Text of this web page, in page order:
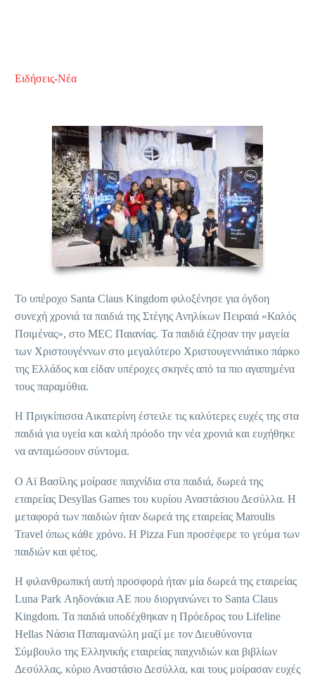
Ειδήσεις-Νέα
To υπέροχο Santa Claus Kingdom φιλοξένησε για όγδοη
συνεχή χρονιά τα παιδιά της Στέγης Ανηλίκων Πειραιά «Καλός
Ποιμένας», στο MEC Παιανίας. Τα παιδιά έζησαν την μαγεία
των Χριστουγέννων στο μεγαλύτερο Χριστουγεννιάτικο πάρκο
της Ελλάδος και είδαν υπέροχες σκηνές από τα πιο αγαπημένα
τους παραμύθια.
Η Πριγκίπισσα Αικατερίνη έστειλε τις καλύτερες ευχές της στα
παιδιά για υγεία και καλή πρόοδο την νέα χρονιά και ευχήθηκε
να ανταμώσουν σύντομα.
Ο Αϊ Βασίλης μοίρασε παιχνίδια στα παιδιά, δωρεά της
εταιρείας Desyllas Games του κυρίου Αναστάσιου Δεσύλλα. Η
μεταφορά των παιδιών ήταν δωρεά της εταιρείας Maroulis
Travel όπως κάθε χρόνο. Η Pizza Fun προσέφερε το γεύμα των
παιδιών και φέτος.
Η φιλανθρωπική αυτή προσφορά ήταν μία δωρεά της εταιρείας
Luna Park Αηδονάκια ΑΕ που διοργανώνει το Santa Claus
Kingdom. Τα παιδιά υποδέχθηκαν η Πρόεδρος του Lifeline
Hellas Νάσια Παπαμανώλη μαζί με τον Διευθύνοντα
Σύμβουλο της Ελληνικής εταιρείας παιχνιδιών και βιβλίων
Δεσύλλας, κύριο Αναστάσιο Δεσύλλα, και τους μοίρασαν ευχές